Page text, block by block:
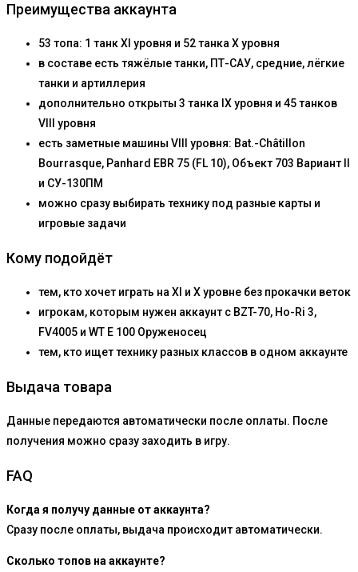
Преимущества аккаунта
53 топа: 1 танк XI уровня и 52 танка X уровня
в составе есть тяжёлые танки, ПТ-САУ, средние, лёгкие
танки и артиллерия
дополнительно открыты 3 танка IX уровня и 45 танков
VIII уровня
есть заметные машины VIII уровня: Bat.-Châtillon
Bourrasque, Panhard EBR 75 (FL 10), Объект 703 Вариант II
и СУ-130ПМ
можно сразу выбирать технику под разные карты и
игровые задачи
Кому подойдёт
тем, кто хочет играть на XI и X уровне без прокачки веток
игрокам, которым нужен аккаунт с BZT-70, Ho-Ri 3,
FV4005 и WT E 100 Оруженосец
тем, кто ищет технику разных классов в одном аккаунте
Выдача товара
Данные передаются автоматически после оплаты. После
получения можно сразу заходить в игру.
FAQ
Когда я получу данные от аккаунта?
Сразу после оплаты, выдача происходит автоматически.
Сколько топов на аккаунте?